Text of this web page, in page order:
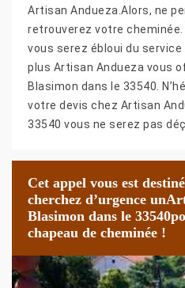
Artisan Andueza.Alors, ne
retrouverez votre
vous serez ébloui du
plus Artisan Andueza vous
Blasimon dans le 33540.
votre devis chez Artisan
33540 vous ne serez pas
Cet appel vous est
cherchez d’urgence
Blasimon dans le
chapeau de cheminée !